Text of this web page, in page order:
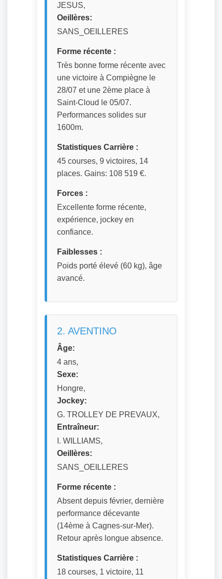
JESUS,
Oeillères:
SANS_OEILLERES
Forme récente :
Très bonne forme récente avec
une victoire à Compiègne le
28/07 et une 2ème place à
Saint-Cloud le 05/07.
Performances solides sur
1600m.
Statistiques Carrière :
45 courses, 9 victoires, 14
places. Gains: 108 519 €.
Forces :
Excellente forme récente,
expérience, jockey en
confiance.
Faiblesses :
Poids porté élevé (60 kg), âge
avancé.
2. AVENTINO
Âge:
4 ans,
Sexe:
Hongre,
Jockey:
G. TROLLEY DE PREVAUX,
Entraîneur:
I. WILLIAMS,
Oeillères:
SANS_OEILLERES
Forme récente :
Absent depuis février, dernière
performance décevante
(14ème à Cagnes-sur-Mer).
Retour après longue absence.
Statistiques Carrière :
18 courses, 1 victoire, 11